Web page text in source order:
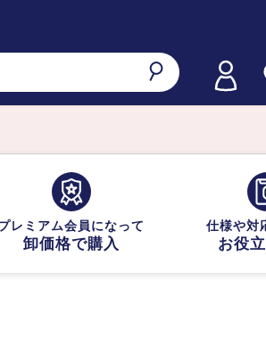
レミアム会員になって
卸価格で購入
仕様や対
お役